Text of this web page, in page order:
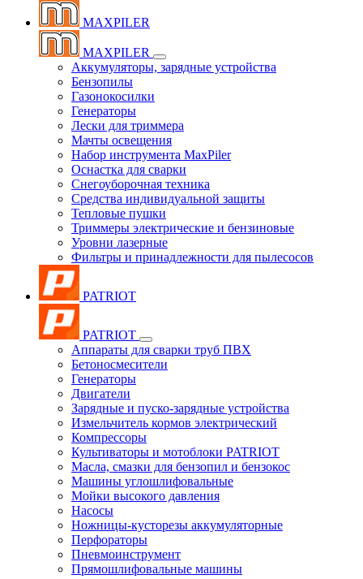
MAXPILER
MAXPILER
Аккумуляторы, зарядные устройства
Бензопилы
Газонокосилки
Генераторы
Лески для триммера
Мачты освещения
Набор инструмента MaxPiler
Оснастка для сварки
Снегоуборочная техника
Средства индивидуальной защиты
Тепловые пушки
Триммеры электрические и бензиновые
Уровни лазерные
Фильтры и принадлежности для пылесосов
PATRIOT
PATRIOT
Аппараты для сварки труб ПВХ
Бетоносмесители
Генераторы
Двигатели
Зарядные и пуско-зарядные устройства
Измельчитель кормов электрический
Компрессоры
Культиваторы и мотоблоки PATRIOT
Масла, смазки для бензопил и бензокос
Машины углошлифовальные
Мойки высокого давления
Насосы
Ножницы-кусторезы аккумуляторные
Перфораторы
Пневмоинструмент
Прямошлифовальные машины